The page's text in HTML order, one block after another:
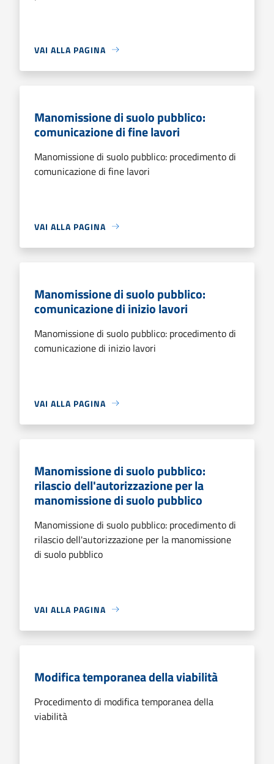
VAI ALLA PAGINA
Manomissione di suolo pubblico:
comunicazione di fine lavori
Manomissione di suolo pubblico: procedimento di
comunicazione di fine lavori
VAI ALLA PAGINA
Manomissione di suolo pubblico:
comunicazione di inizio lavori
Manomissione di suolo pubblico: procedimento di
comunicazione di inizio lavori
VAI ALLA PAGINA
Manomissione di suolo pubblico:
rilascio dell'autorizzazione per la
manomissione di suolo pubblico
Manomissione di suolo pubblico: procedimento di
rilascio dell'autorizzazione per la manomissione
di suolo pubblico
VAI ALLA PAGINA
Modifica temporanea della viabilità
Procedimento di modifica temporanea della
viabilità